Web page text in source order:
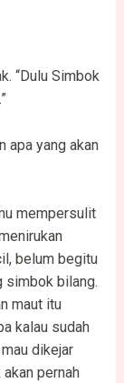
“Dulu Simbok
apa yang akan
mempersulit
belum begitu
simbok bilang.
maut itu
kalau sudah
dikejar
pernah